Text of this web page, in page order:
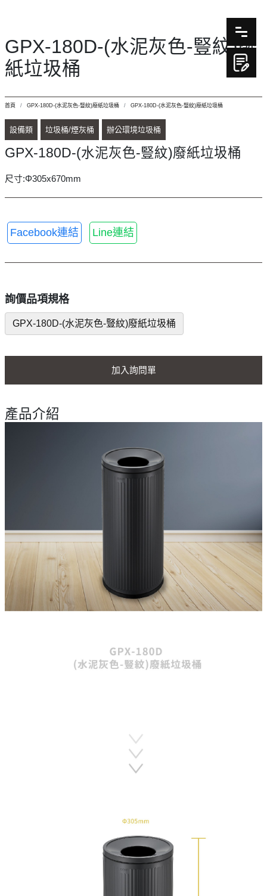
GPX-180D-(水泥灰色-豎紋)廢
紙垃圾桶
首頁 GPX-180D-(水泥灰色-豎紋)廢紙垃圾桶 GPX-180D-(水泥灰色-豎紋)廢紙垃圾桶
設備類 垃圾桶/煙灰桶 辦公環境垃圾桶
GPX-180D-(水泥灰色-豎紋)廢紙垃圾桶
尺寸:Φ305x670mm
Facebook連結 Line連結
詢價品項規格
GPX-180D-(水泥灰色-豎紋)廢紙垃圾桶
加入詢問單
產品介紹